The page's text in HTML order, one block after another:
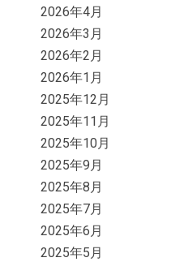
2026年4月
2026年3月
2026年2月
2026年1月
2025年12月
2025年11月
2025年10月
2025年9月
2025年8月
2025年7月
2025年6月
2025年5月